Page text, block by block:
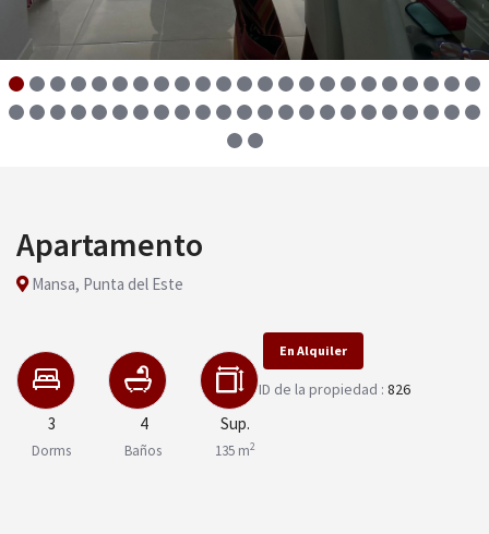
Apartamento
Mansa, Punta del Este
3
Dorms
4
Baños
Sup.
135 m2
En Alquiler
ID de la propiedad : 826